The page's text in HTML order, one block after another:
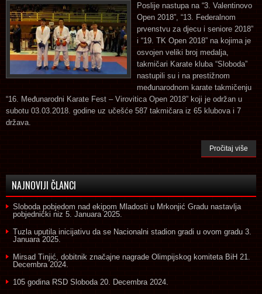
Poslije nastupa na “3. Valentinovo
Open 2018”, “13. Federalnom
prvenstvu za djecu i seniore 2018”
i “19. TK Open 2018” na kojima je
osvojen veliki broj medalja,
takmičari Karate kluba “Sloboda”
nastupili su i na prestižnom
međunarodnom karate takmičenju
“16. Međunarodni Karate Fest – Virovitica Open 2018” koji je održan u
subotu 03.03.2018. godine uz učešće 587 takmičara iz 65 klubova i 7
država.
Pročitaj više
NAJNOVIJI ČLANCI
Sloboda pobjedom nad ekipom Mladosti u Mrkonjić Gradu nastavlja
pobjednički niz 5. Januara 2025.
Tuzla uputila inicijativu da se Nacionalni stadion gradi u ovom gradu 3.
Januara 2025.
Mirsad Tinjić, dobitnik značajne nagrade Olimpijskog komiteta BiH 21.
Decembra 2024.
105 godina RSD Sloboda 20. Decembra 2024.